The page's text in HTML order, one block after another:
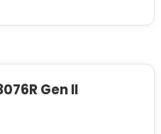
Gen II